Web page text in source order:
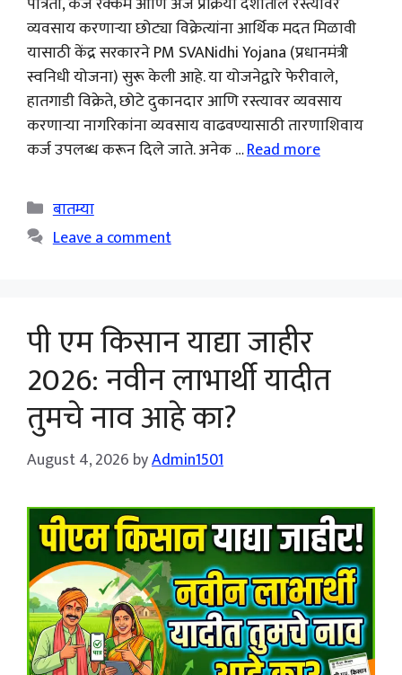
व्यवसाय करणाऱ्या छोट्या विक्रेत्यांना आर्थिक मदत मिळावी
यासाठी केंद्र सरकारने PM SVANidhi Yojana (प्रधानमंत्री
स्वनिधी योजना) सुरू केली आहे. या योजनेद्वारे फेरीवाले,
हातगाडी विक्रेते, छोटे दुकानदार आणि रस्त्यावर व्यवसाय
करणाऱ्या नागरिकांना व्यवसाय वाढवण्यासाठी तारणाशिवाय
कर्ज उपलब्ध करून दिले जाते. अनेक …Read more
Categories
बातम्या
Leave a comment
पी एम किसान याद्या जाहीर
2026: नवीन लाभार्थी यादीत
तुमचे नाव आहे का?
August 4, 2026 byAdmin1501